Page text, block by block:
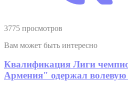
3775 просмотров
Вам может быть интересно
Квалификация Лиги
Армения" одержал